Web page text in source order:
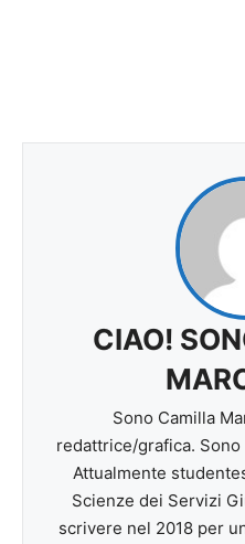
CIAO!
Sono Camilla
redattrice/grafica. Sono
Attualmente
Scienze dei Servizi
scrivere nel 2018 per